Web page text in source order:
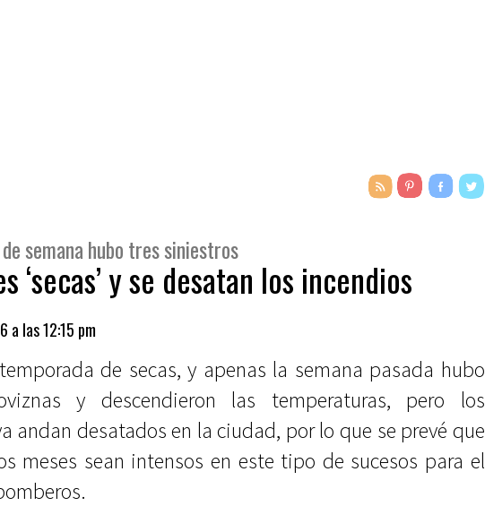
semana hubo tres siniestros
‘secas’ y se desatan los incendios
a las 12:15 pm
de secas, y apenas la semana pasada hubo
y descendieron las temperaturas, pero los
andan desatados en la ciudad, por lo que se prevé que
meses sean intensos en este tipo de sucesos para el